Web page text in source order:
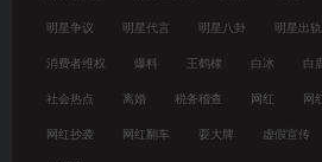
明星争议 明星代言 明星八卦 明星出轨
消费者维权 爆料 王鹤棣 白冰 白
社会热点 离婚 税务稽查 网红 网
网红抄袭 网红翻车 耍大牌 虚假宣传